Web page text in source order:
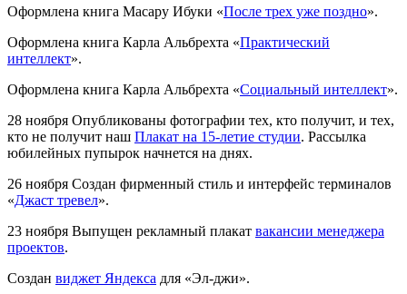
Оформлена книга Масару Ибуки «После трех уже поздно».
Оформлена книга Карла Альбрехта «Практический
интеллект».
Оформлена книга Карла Альбрехта «Социальный интеллект».
28 ноября Опубликованы фотографии тех, кто получит, и тех,
кто не получит наш Плакат на 15-летие студии. Рассылка
юбилейных пупырок начнется на днях.
26 ноября Создан фирменный стиль и интерфейс терминалов
«Джаст тревел».
23 ноября Выпущен рекламный плакат вакансии менеджера
проектов.
Создан виджет Яндекса для «Эл-джи».